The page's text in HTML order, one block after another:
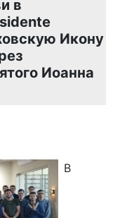
в
Икону
Иоанна
В